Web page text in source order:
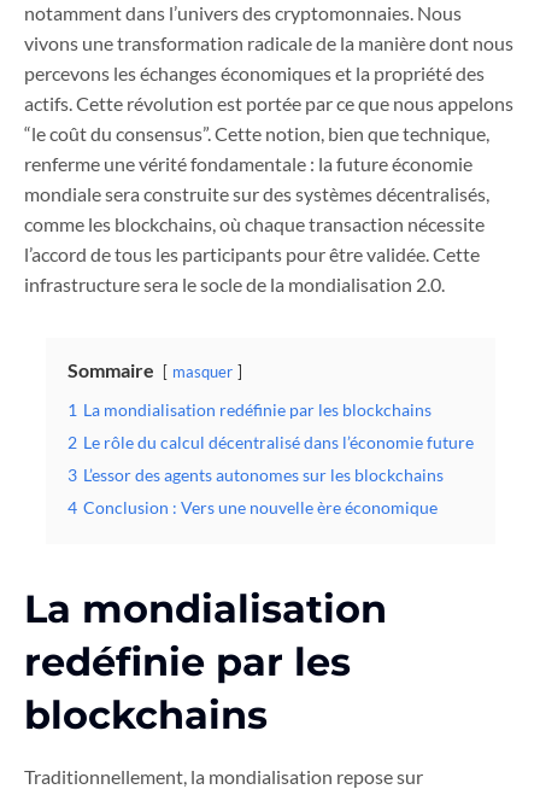
notamment dans l’univers des cryptomonnaies. Nous
vivons une transformation radicale de la manière dont nous
percevons les échanges économiques et la propriété des
actifs. Cette révolution est portée par ce que nous appelons
“le coût du consensus”. Cette notion, bien que technique,
renferme une vérité fondamentale : la future économie
mondiale sera construite sur des systèmes décentralisés,
comme les blockchains, où chaque transaction nécessite
l’accord de tous les participants pour être validée. Cette
infrastructure sera le socle de la mondialisation 2.0.
Sommaire masquer
1 La mondialisation redéfinie par les blockchains
2 Le rôle du calcul décentralisé dans l’économie future
3 L’essor des agents autonomes sur les blockchains
4 Conclusion : Vers une nouvelle ère économique
La mondialisation
redéfinie par les
blockchains
Traditionnellement, la mondialisation repose sur